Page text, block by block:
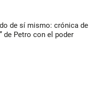
de sí mismo: crónica de
de Petro con el poder